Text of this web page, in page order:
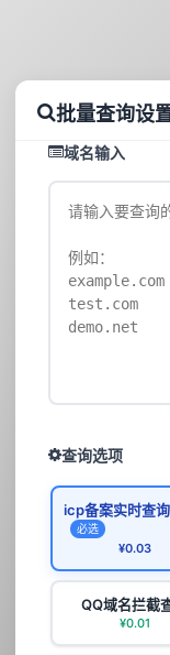
批量查询设
域名输入
查询选项
icp备案实时查询
必选
¥0.03
QQ域名拦截
¥0.01